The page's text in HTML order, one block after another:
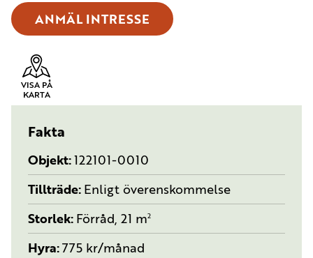
ANMÄL INTRESSE
VISA PÅ
KARTA
Fakta
Objekt 122101-0010
Tillträde Enligt överenskommelse
Storlek Förråd, 21 m2
Hyra 775 kr/månad